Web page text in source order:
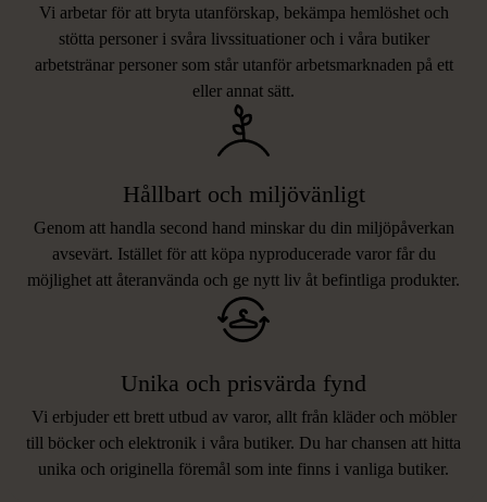
Vi arbetar för att bryta utanförskap, bekämpa hemlöshet och
stötta personer i svåra livssituationer och i våra butiker
arbetstränar personer som står utanför arbetsmarknaden på ett
eller annat sätt.
Hållbart och miljövänligt
Genom att handla second hand minskar du din miljöpåverkan
avsevärt. Istället för att köpa nyproducerade varor får du
möjlighet att återanvända och ge nytt liv åt befintliga produkter.
Unika och prisvärda fynd
Vi erbjuder ett brett utbud av varor, allt från kläder och möbler
till böcker och elektronik i våra butiker. Du har chansen att hitta
unika och originella föremål som inte finns i vanliga butiker.
LIKNANDE PRODUKTER
Hitta produkter som påminner om denna